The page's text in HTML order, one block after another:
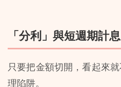
「分利」與短週期計息
只要把金額切開，看起來
理陷阱。